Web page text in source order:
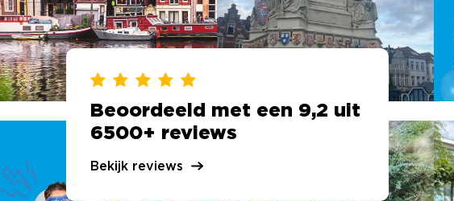
Beoordeeld met een 9,2 uit
6500+ reviews
Bekijk reviews